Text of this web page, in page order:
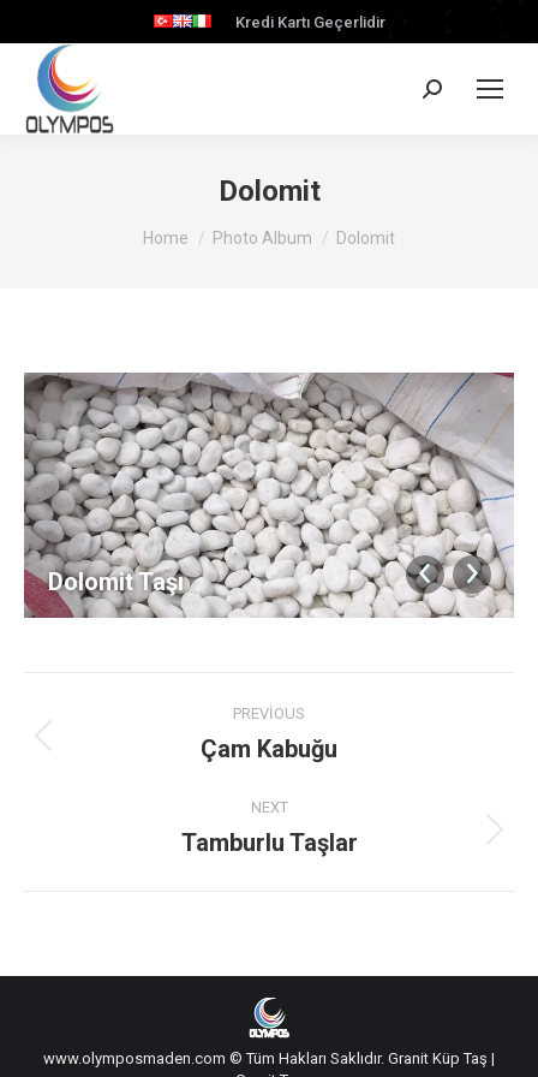
Kredi Kartı Geçerlidir
Search:
Dolomit
You are here:
Home Photo Album Dolomit
Dolomit Taşı
navigation
PREVIOUS
Previous
Çam Kabuğu
NEXT
Next
Tamburlu Taşlar
www.olymposmaden.com © Tüm Hakları Saklıdır. Granit Küp Taş |